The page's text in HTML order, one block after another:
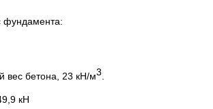
фундамента:
вес бетона, 23 кН/м3
кН